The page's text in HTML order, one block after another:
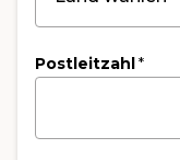
Postleitzahl *